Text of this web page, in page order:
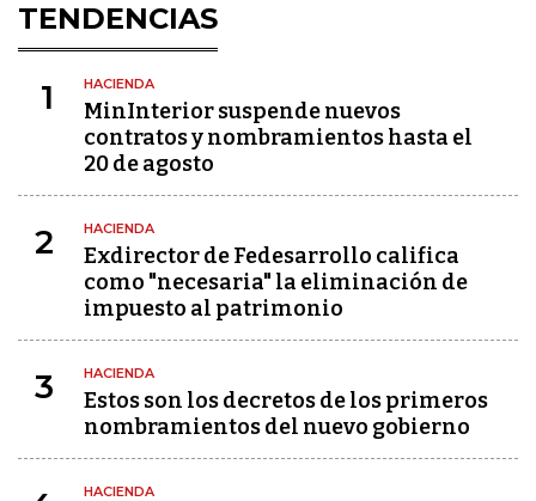
TENDENCIAS
1 HACIENDA
MinInterior suspende nuevos
contratos y nombramientos hasta el
20 de agosto
2 HACIENDA
Exdirector de Fedesarrollo califica
como "necesaria" la eliminación de
impuesto al patrimonio
3 HACIENDA
Estos son los decretos de los primeros
nombramientos del nuevo gobierno
HACIENDA